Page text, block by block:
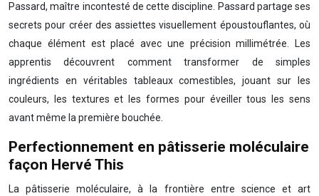
Passard, maître incontesté de cette discipline. Passard partage ses
secrets pour créer des assiettes visuellement époustouflantes, où
chaque élément est placé avec une précision millimétrée. Les
apprentis découvrent comment transformer de simples
ingrédients en véritables tableaux comestibles, jouant sur les
couleurs, les textures et les formes pour éveiller tous les sens
avant même la première bouchée.
Perfectionnement en pâtisserie moléculaire
façon Hervé This
La pâtisserie moléculaire, à la frontière entre science et art